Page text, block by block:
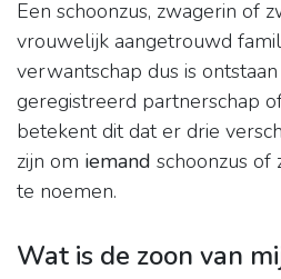
Een schoonzus, zwagerin of
vrouwelijk aangetrouwd
verwantschap dus is
geregistreerd partnerschap
betekent dit dat er drie
zijn om iemand schoonzus of
te noemen.
Wat is de zoon van